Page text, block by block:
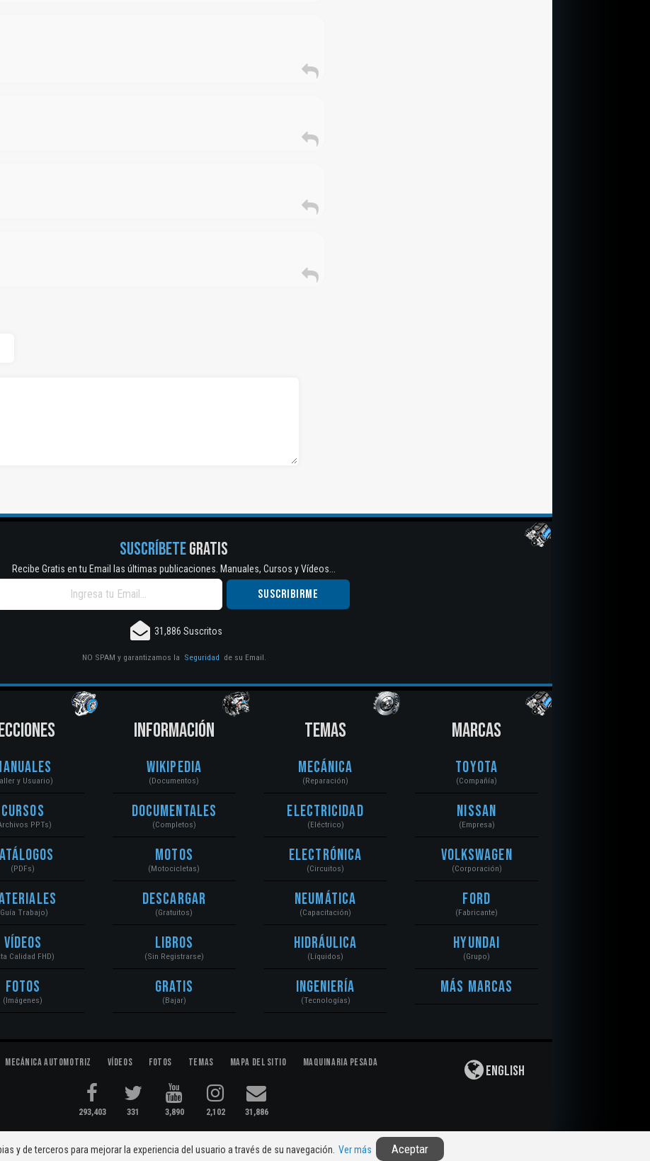
SUSCRÍBETEGRATIS
Recibe Gratis en tu Email las últimas publicaciones. Manuales, Cursos y Vídeos...
31,886 Suscritos
NO SPAM y garantizamos la Seguridad de su Email.
y Usuario)
Cursos
PPTs)
(PDFs)
Trabajo)
Vídeos
Calidad FHD)
Fotos
(Imágenes)
INFORMACIÓN
Wikipedia
(Documentos)
Documentales
(Completos)
Motos
(Motocicletas)
Descargar
(Gratuitos)
Libros
(Sin Registrarse)
Gratis
(Bajar)
TEMAS
Mecánica
(Reparación)
Electricidad
(Eléctrico)
Electrónica
(Circuitos)
Neumática
(Capacitación)
Hidráulica
(Líquidos)
Ingeniería
(Tecnologías)
MARCAS
Toyota
(Compañía)
Nissan
(Empresa)
Volkswagen
(Corporación)
Ford
(Fabricante)
Hyundai
(Grupo)
Más Marcas
Mecánica Automotriz Vídeos Fotos Temas Mapa del Sitio Maquinaria Pesada
293,403 331 3,890 2,102 31,886
English
|Derechos de Autor
y de terceros para mejorar la experiencia del usuario a través de su navegación. Ver más Aceptar